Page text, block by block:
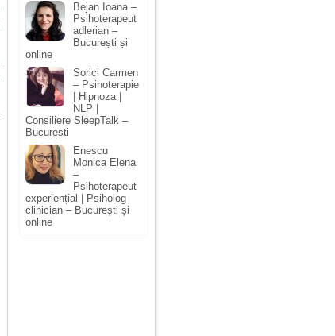
Bejan Ioana –
Psihoterapeut
adlerian –
București și
online
Sorici Carmen
– Psihoterapie
| Hipnoza |
NLP |
Consiliere SleepTalk –
Bucuresti
Enescu
Monica Elena
–
Psihoterapeut
experiențial | Psiholog
clinician – București și
online